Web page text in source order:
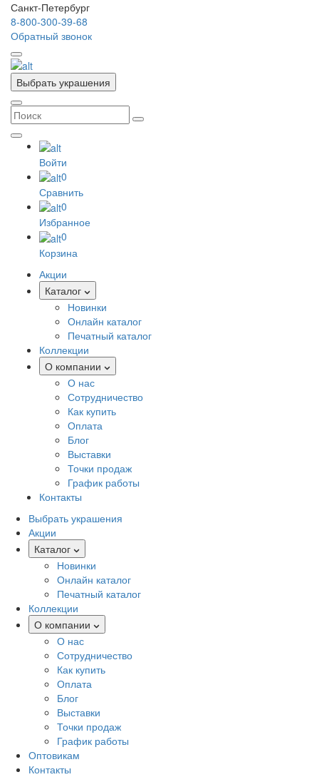
Санкт-Петербург
8-800-300-39-68
Обратный звонок
Выбрать украшения
Войти
0
Сравнить
0
Избранное
0
Корзина
Акции
Каталог
Новинки
Онлайн каталог
Печатный каталог
Коллекции
О компании
О нас
Сотрудничество
Как купить
Оплата
Блог
Выставки
Точки продаж
График работы
Контакты
Выбрать украшения
Акции
Каталог
Новинки
Онлайн каталог
Печатный каталог
Коллекции
О компании
О нас
Сотрудничество
Как купить
Оплата
Блог
Выставки
Точки продаж
График работы
Оптовикам
Контакты